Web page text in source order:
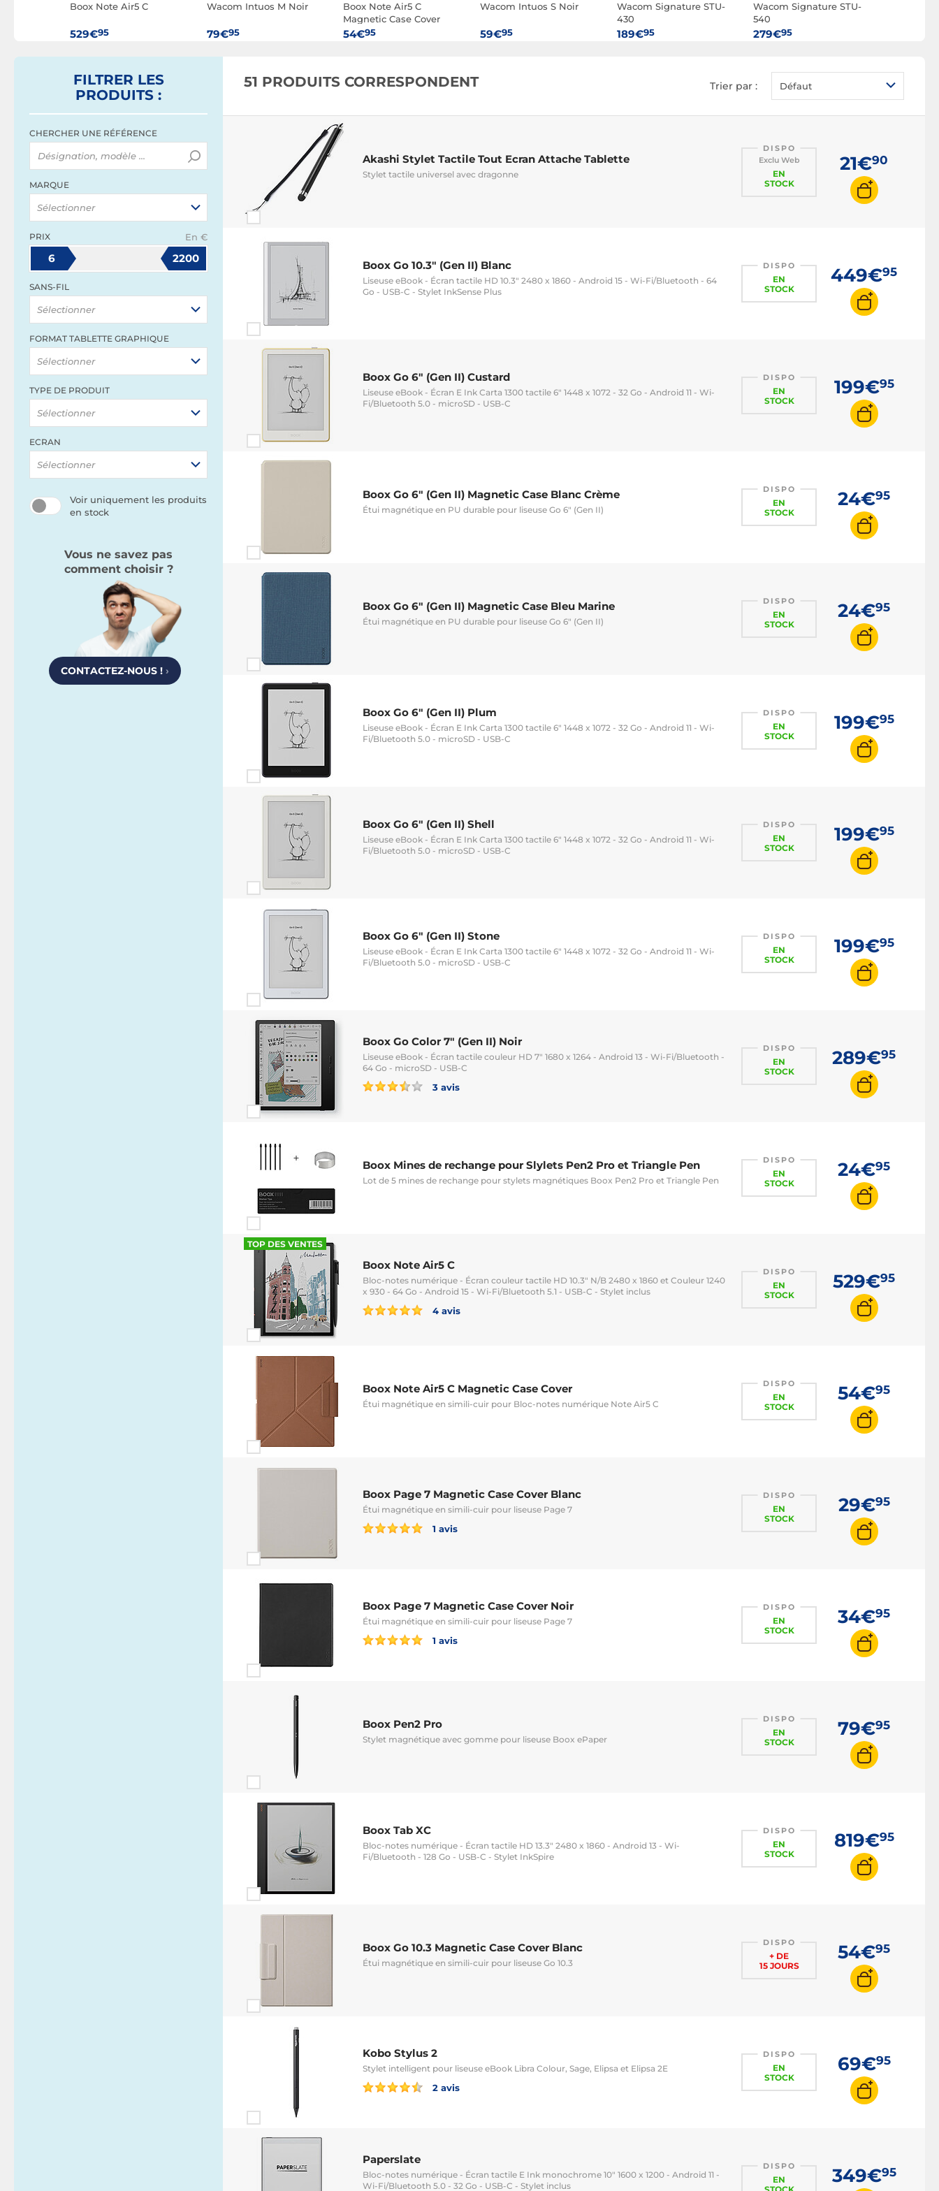
Stylet tablette graphique
Boox Note Air5 C
529€95
Wacom Intuos M Noir
79€95
Boox Note Air5 C
Magnetic Case Cover
54€95
Wacom Intuos S Noir
59€95
Wacom Signature STU-
430
189€95
Wacom Signature STU-
540
279€95
FILTRER LES
PRODUITS :
CHERCHER UNE RÉFÉRENCE
MARQUE
Sélectionner
PRIX En €
6 2200
SANS-FIL
Sélectionner
FORMAT TABLETTE GRAPHIQUE
Sélectionner
TYPE DE PRODUIT
Sélectionner
ECRAN
Sélectionner
Voir uniquement les produits
en stock
Vous ne savez pas
comment choisir ?
CONTACTEZ-NOUS ! ›
51 PRODUITS CORRESPONDENT Trier par : Défaut
Akashi Stylet Tactile Tout Ecran Attache Tablette
Stylet tactile universel avec dragonne
DISPO
Exclu Web
EN
STOCK
21€90
Boox Go 10.3" (Gen II) Blanc
Liseuse eBook - Écran tactile HD 10.3" 2480 x 1860 - Android 15 - Wi-Fi/Bluetooth - 64
Go - USB-C - Stylet InkSense Plus
DISPO
EN
STOCK
449€95
Boox Go 6" (Gen II) Custard
Liseuse eBook - Écran E Ink Carta 1300 tactile 6" 1448 x 1072 - 32 Go - Android 11 - Wi-
Fi/Bluetooth 5.0 - microSD - USB-C
DISPO
EN
STOCK
199€95
Boox Go 6" (Gen II) Magnetic Case Blanc Crème
Étui magnétique en PU durable pour liseuse Go 6" (Gen II)
DISPO
EN
STOCK
24€95
Boox Go 6" (Gen II) Magnetic Case Bleu Marine
Étui magnétique en PU durable pour liseuse Go 6" (Gen II)
DISPO
EN
STOCK
24€95
Boox Go 6" (Gen II) Plum
Liseuse eBook - Écran E Ink Carta 1300 tactile 6" 1448 x 1072 - 32 Go - Android 11 - Wi-
Fi/Bluetooth 5.0 - microSD - USB-C
DISPO
EN
STOCK
199€95
Boox Go 6" (Gen II) Shell
Liseuse eBook - Écran E Ink Carta 1300 tactile 6" 1448 x 1072 - 32 Go - Android 11 - Wi-
Fi/Bluetooth 5.0 - microSD - USB-C
DISPO
EN
STOCK
199€95
Boox Go 6" (Gen II) Stone
Liseuse eBook - Écran E Ink Carta 1300 tactile 6" 1448 x 1072 - 32 Go - Android 11 - Wi-
Fi/Bluetooth 5.0 - microSD - USB-C
DISPO
EN
STOCK
199€95
Boox Go Color 7" (Gen II) Noir
Liseuse eBook - Écran tactile couleur HD 7" 1680 x 1264 - Android 13 - Wi-Fi/Bluetooth -
64 Go - microSD - USB-C
3 avis
DISPO
EN
STOCK
289€95
Boox Mines de rechange pour Slylets Pen2 Pro et Triangle Pen
Lot de 5 mines de rechange pour stylets magnétiques Boox Pen2 Pro et Triangle Pen
DISPO
EN
STOCK
24€95
TOP DES VENTES
Boox Note Air5 C
Bloc-notes numérique - Écran couleur tactile HD 10.3" N/B 2480 x 1860 et Couleur 1240
x 930 - 64 Go - Android 15 - Wi-Fi/Bluetooth 5.1 - USB-C - Stylet inclus
4 avis
DISPO
EN
STOCK
529€95
Boox Note Air5 C Magnetic Case Cover
Étui magnétique en simili-cuir pour Bloc-notes numérique Note Air5 C
DISPO
EN
STOCK
54€95
Boox Page 7 Magnetic Case Cover Blanc
Étui magnétique en simili-cuir pour liseuse Page 7
1 avis
DISPO
EN
STOCK
29€95
Boox Page 7 Magnetic Case Cover Noir
Étui magnétique en simili-cuir pour liseuse Page 7
1 avis
DISPO
EN
STOCK
34€95
Boox Pen2 Pro
Stylet magnétique avec gomme pour liseuse Boox ePaper
DISPO
EN
STOCK
79€95
Boox Tab XC
Bloc-notes numérique - Écran tactile HD 13.3" 2480 x 1860 - Android 13 - Wi-
Fi/Bluetooth - 128 Go - USB-C - Stylet InkSpire
DISPO
EN
STOCK
819€95
Boox Go 10.3 Magnetic Case Cover Blanc
Étui magnétique en simili-cuir pour liseuse Go 10.3
DISPO
+ DE
15 JOURS
54€95
Kobo Stylus 2
Stylet intelligent pour liseuse eBook Libra Colour, Sage, Elipsa et Elipsa 2E
2 avis
DISPO
EN
STOCK
69€95
Paperslate
Bloc-notes numérique - Écran tactile E Ink monochrome 10" 1600 x 1200 - Android 11 -
Wi-Fi/Bluetooth 5.0 - 32 Go - USB-C - Stylet inclus
DISPO
EN
349€95